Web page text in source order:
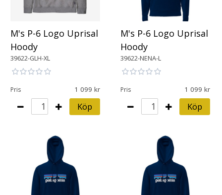
M's P-6 Logo Uprisal
Hoody
39622-GLH-XL
Pris 1 099
Köp
M's P-6 Logo Uprisal
Hoody
39622-NENA-L
Pris 1 099
Köp